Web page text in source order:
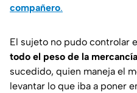
compañero.
El sujeto no pudo controlar
todo el peso de la
sucedido, quien maneja el
levantar lo que iba a poner